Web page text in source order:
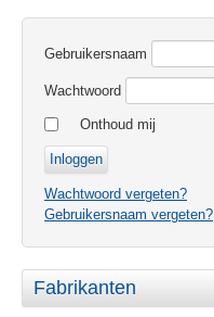
Gebruikersnaam
Wachtwoord
Onthoud mij
Wachtwoord vergeten?
Gebruikersnaam vergeten?
Fabrikanten